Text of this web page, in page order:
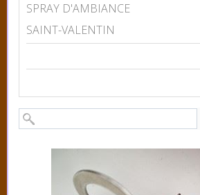
SPRAY D'AMBIANCE
SAINT-VALENTIN